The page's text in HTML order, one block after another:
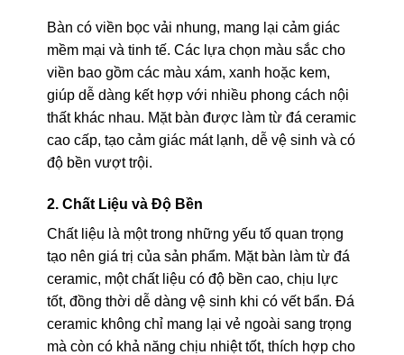
Bàn có viền bọc vải nhung, mang lại cảm giác
mềm mại và tinh tế. Các lựa chọn màu sắc cho
viền bao gồm các màu xám, xanh hoặc kem,
giúp dễ dàng kết hợp với nhiều phong cách nội
thất khác nhau. Mặt bàn được làm từ đá ceramic
cao cấp, tạo cảm giác mát lạnh, dễ vệ sinh và có
độ bền vượt trội.
2. Chất Liệu và Độ Bền
Chất liệu là một trong những yếu tố quan trọng
tạo nên giá trị của sản phẩm. Mặt bàn làm từ đá
ceramic, một chất liệu có độ bền cao, chịu lực
tốt, đồng thời dễ dàng vệ sinh khi có vết bẩn. Đá
ceramic không chỉ mang lại vẻ ngoài sang trọng
mà còn có khả năng chịu nhiệt tốt, thích hợp cho